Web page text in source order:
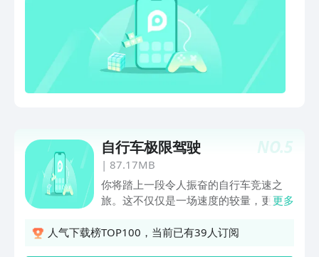
NO.5
自行车极限驾驶
| 87.17MB
你将踏上一段令人振奋的自行车竞速之
旅。这不仅仅是一场速度的较量，更是勇
逼真的游戏画面，感受每一次骑行带来的
更多
人气下载榜TOP100，当前已有39人订阅